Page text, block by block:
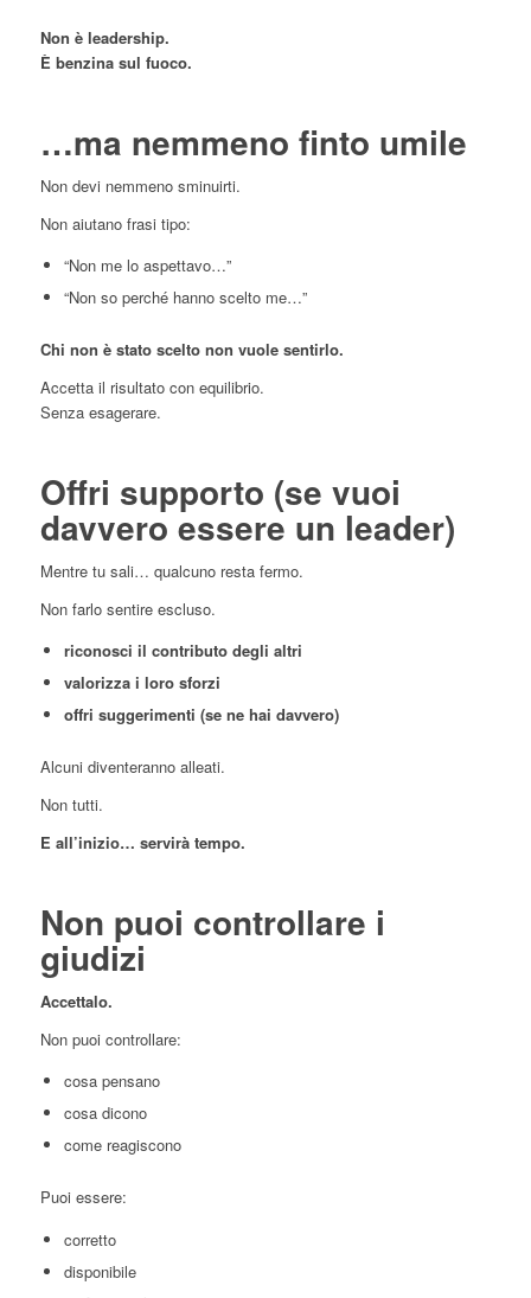
Non è leadership.
È benzina sul fuoco.
…ma nemmeno finto umile
Non devi nemmeno sminuirti.
Non aiutano frasi tipo:
“Non me lo aspettavo…”
“Non so perché hanno scelto me…”
Chi non è stato scelto non vuole sentirlo.
Accetta il risultato con equilibrio.
Senza esagerare.
Offri supporto (se vuoi
davvero essere un leader)
Mentre tu sali… qualcuno resta fermo.
Non farlo sentire escluso.
riconosci il contributo degli altri
valorizza i loro sforzi
offri suggerimenti (se ne hai davvero)
Alcuni diventeranno alleati.
Non tutti.
E all’inizio… servirà tempo.
Non puoi controllare i
giudizi
Accettalo.
Non puoi controllare:
cosa pensano
cosa dicono
come reagiscono
Puoi essere:
corretto
disponibile